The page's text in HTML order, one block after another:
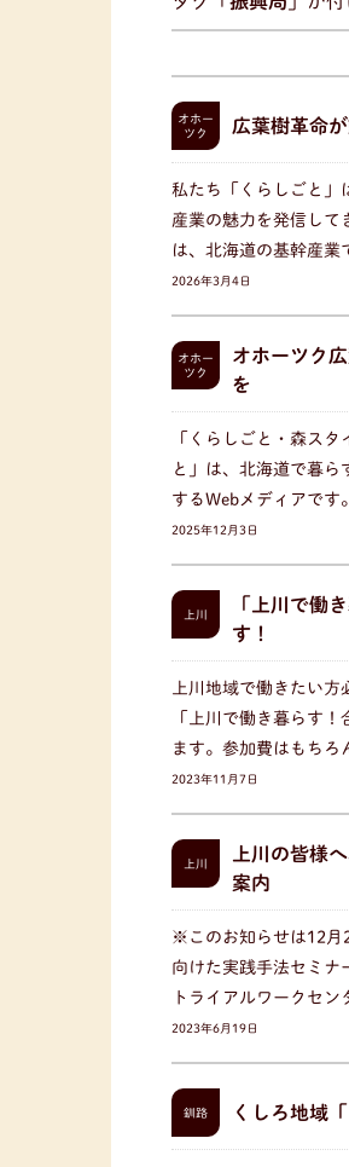
オホー
ツク
広葉樹革命
私たち「くらしごと」
産業の魅力を発信して
は、北海道の基幹産
2026年3月4日
オホー
ツク
オホーツク
を
「くらしごと・森ス
と」は、北海道で暮
するWebメディアで
2025年12月3日
上川
「上川で働
す！
上川地域で働きたい
「上川で働き暮らす
ます。参加費はもち
2023年11月7日
上川
上川の皆様
案内
※このお知らせは12月
向けた実践手法セミナ
トライアルワークセ
2023年6月19日
釧路 くしろ地域